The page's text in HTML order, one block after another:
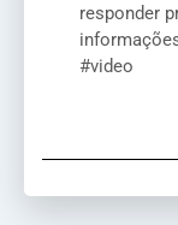
responder
#video